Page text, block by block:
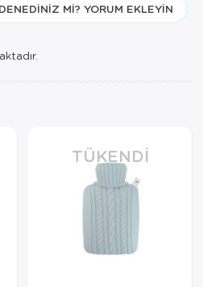
MI? YORUM EKLEYIN
TÜKENDI